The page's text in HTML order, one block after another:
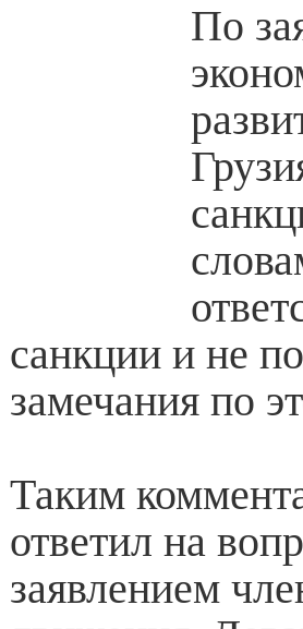
По
санкции и не
замечания по
Таким
ответил на
заявлением